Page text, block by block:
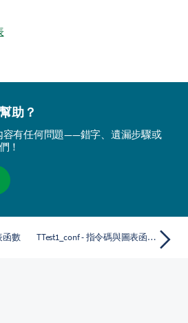
助？
容有任何問題——錯字、遺漏步驟或
！
函數 TTest1_conf - 指令碼與圖表函數